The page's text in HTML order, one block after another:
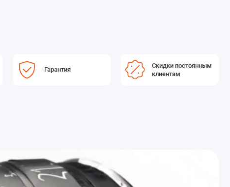
Гарантия
Скидки постоянным
клиентам